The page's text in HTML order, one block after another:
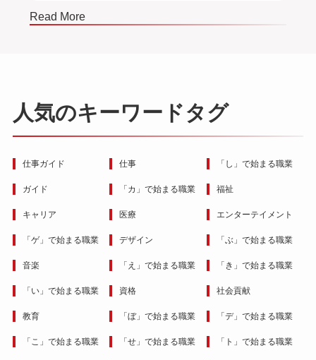
Read More
人気のキーワードタグ
仕事ガイド 仕事 「し」で始まる職業
ガイド 「カ」で始まる職業 福祉
キャリア 医療 エンターテイメント
「ゲ」で始まる職業 デザイン 「ぶ」で始まる職業
音楽 「え」で始まる職業 「き」で始まる職業
「い」で始まる職業 資格 社会貢献
教育 「ぼ」で始まる職業 「デ」で始まる職業
「こ」で始まる職業 「せ」で始まる職業 「ト」で始まる職業